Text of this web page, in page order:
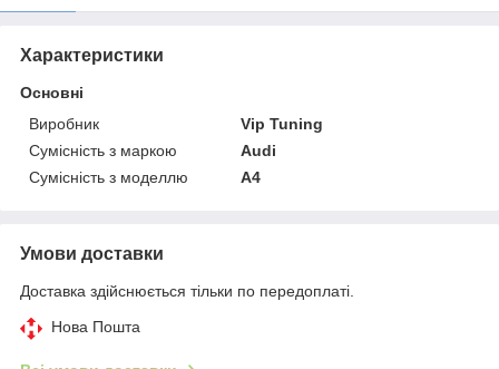
Характеристики
Основні
Виробник
Vip Tuning
Сумісність з маркою
Audi
Сумісність з моделлю
A4
Умови доставки
Доставка здійснюється тільки по передоплаті.
Нова Пошта